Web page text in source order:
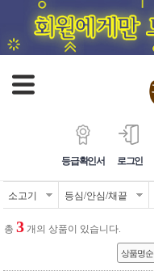
등급확인서 로그인
소고기 등심/안심/채끝
총3 개의 상품이 있습니다.
상품명순